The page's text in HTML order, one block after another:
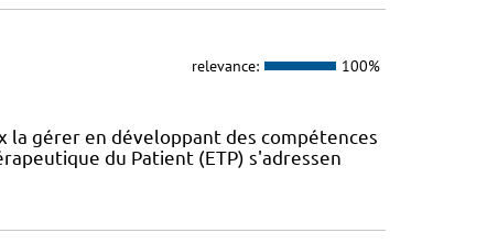
relevance: 100%
la gérer en développant des compétences
du Patient (ETP) s'adressen